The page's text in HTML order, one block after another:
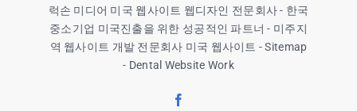
럭손 미디어 미국 웹사이트 웹디자인 전문회사 - 한국
중소기업 미국진출을 위한 성공적인 파트너 - 미주지
역 웹사이트 개발 전문회사 미국 웹사이트 - Sitemap
- Dental Website Work